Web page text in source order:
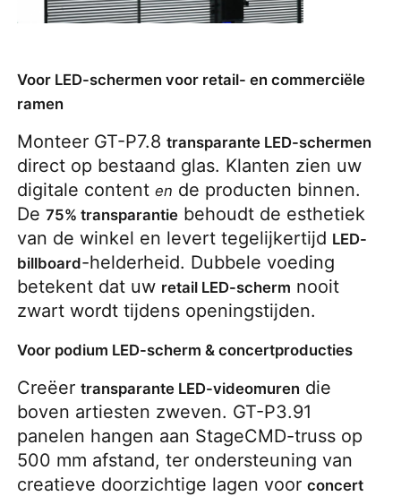
Voor LED-schermen voor retail- en commerciële
ramen
Monteer GT-P7.8 transparante LED-schermen
direct op bestaand glas. Klanten zien uw
digitale content en de producten binnen.
De 75% transparantie behoudt de esthetiek
van de winkel en levert tegelijkertijd LED-
billboard-helderheid. Dubbele voeding
betekent dat uw retail LED-scherm nooit
zwart wordt tijdens openingstijden.
Voor podium LED-scherm & concertproducties
Creëer transparante LED-videomuren die
boven artiesten zweven. GT-P3.91
panelen hangen aan StageCMD-truss op
500 mm afstand, ter ondersteuning van
creatieve doorzichtige lagen voor concert